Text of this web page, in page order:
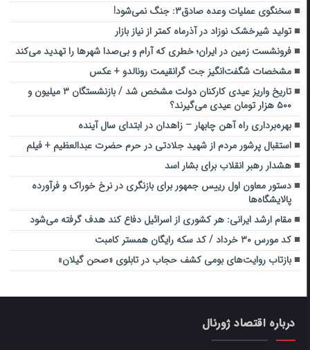
سخنگوی عملیات وعده صادق۳: جنگ نمی‌شود!
تولید شیرخشک نوزاد در آذرماه کمتر از نیاز بازار
فرونشست زمین در ایران؛ خطری که آرام و بی‌صدا شهرها را تهدید می‌کند
مشخصات شگفت‌انگیز جت گرانقیمت رونالدو + عکس
تاریخ واریز عیدی کارکنان دولت مشخص شد / بازنشستگان ۳ میلیون و
۵۰۰ هزار تومان عیدی می‌گیرند؟
بهره‌برداری راه آهن چابهار – زاهدان در ابتدای سال آینده
استقبال پرشور مردم از شهید جلادتی در حرم حضرت عبدالعظیم + فیلم
هشدار رهبر انقلاب برای بشار اسد
دستور معاون اول رییس جمهور برای بازنگری در نرخ خوراک و فرآورده
پالایشگاه‌ها
مقام ارشد ایرانی: هر کشوری از اسرائیل دفاع کند هدف گرفته می‌شود
کد مورس ۳۰ خرداد / کد سکه رایگان همستر کامبت
بازتاب روایت‌های بومی کشف حجاب در تابلوی «صحن گیلان»
درباره اقتصاد ژورنال